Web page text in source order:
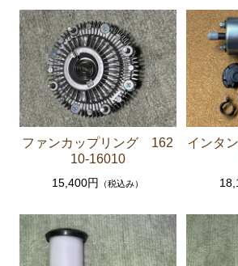
エンジンパーツ 1G-GTEU GZ20
エンジンパーツ 1G-GEU GZ20
エンジンパーツ 1G-EU GZ20
エンジンパーツ 1G-FE GZ20
ブレーキパーツ（マスターシリン
ト ホース など）
クラッチパーツ（マスターシリン
ーズシリンダー オーバーホール
燃料パーツ（ポンプ フィルター
ーゲージなど）
ファンカップリング 162
10-16010
15,400円 （税込み）
インタ